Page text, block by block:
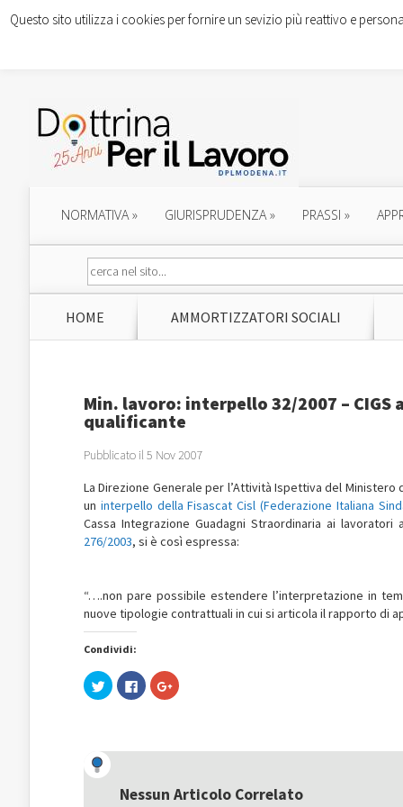
NORMATIVA» GIURISPRUDENZA» PRASSI »
HOME AMMORTIZZATORI SOCIALI
Min. lavoro: interpello 32/2007 –
qualificante
Pubblicato il 5 Nov 2007
La Direzione Generale per l’Attività Ispettiva del
un interpello della Fisascat Cisl (Federazione Italiana
Cassa Integrazione Guadagni Straordinaria ai
276/2003, si è così espressa:
“….non pare possibile estendere l’interpretazione in
nuove tipologie contrattuali in cui si articola il rapporto di
Condividi:
Fai
clic
(Si
apre
una
nuova
Fai
clic
nuova
finestra)
Fai
clic
una
nuova
Nessun Articolo Correlato
Questo sito utilizza i cookies per fornire un sevizio più reattivo e